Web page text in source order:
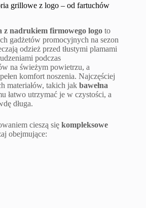
grillowe z logo – od fartuchów
nadrukiem firmowego logo to
gadżetów promocyjnych na sezon
odzież przed tłustymi plamami
podczas
na świeżym powietrzu, a
komfort noszenia. Najczęściej
materiałów, takich jak bawełna
łatwo utrzymać je w czystości, a
długa.
cieszą się kompleksowe
obejmujące: